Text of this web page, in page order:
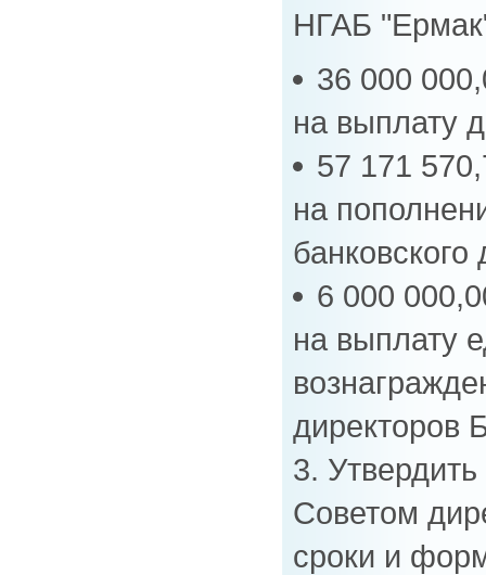
НГАБ
36 000
на выплату
57 171
на
6 000
на выплату
директоров
3.
Советом
сроки и